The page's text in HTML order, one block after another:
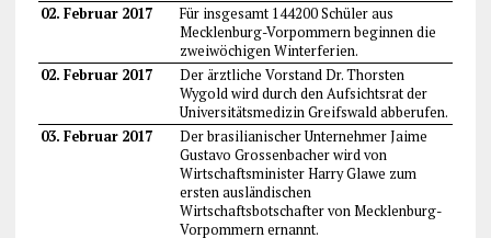
02. Februar 2017
Für insgesamt 144200 Schüler aus
Mecklenburg-Vorpommern beginnen die
zweiwöchigen Winterferien.
02. Februar 2017
Der ärztliche Vorstand Dr. Thorsten
Wygold wird durch den Aufsichtsrat der
Universitätsmedizin Greifswald abberufen.
03. Februar 2017
Der brasilianischer Unternehmer Jaime
Gustavo Grossenbacher wird von
Wirtschaftsminister Harry Glawe zum
ersten ausländischen
Wirtschaftsbotschafter von Mecklenburg-
Vorpommern ernannt.